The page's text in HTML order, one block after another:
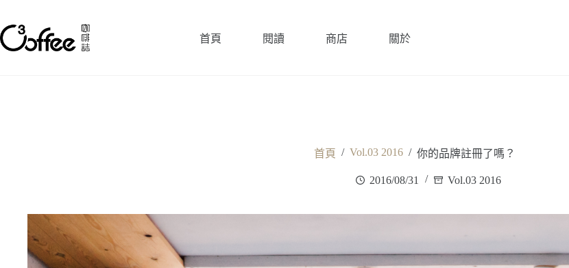
至
主
首頁 閱讀 商店 關於
首頁 / Vol.03 2016 / 你的品牌註冊了嗎？
2016/08/31 Vol.03 2016